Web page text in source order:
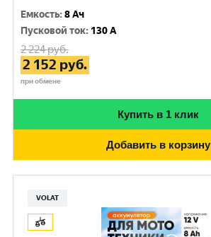
Емкость:8 Ач
Пусковой ток: 130 A
2 224руб.
2 152 руб.
при обмене
Купить в 1 клик
Добавить в корзину
VOLAT